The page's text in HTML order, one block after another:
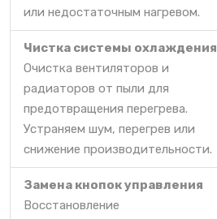
или недостаточным нагревом.
Чистка системы охлаждения
Очистка вентиляторов и
радиаторов от пыли для
предотвращения перегрева.
Устраняем шум, перегрев или
снижение производительности.
Замена кнопок управления
Восстановление